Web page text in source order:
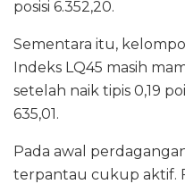
o
o
k
p
posisi 6.352,20.
Sementara itu,
Indeks LQ45 masih
setelah naik tipis 0,19
635,01.
Pada awal
terpantau cukup aktif.